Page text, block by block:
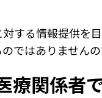
」に、事前参加申
更する。1カ月前
であれば50人（2
以降の講習会申請か
。
する情報提供を目
ではありません
療関係者